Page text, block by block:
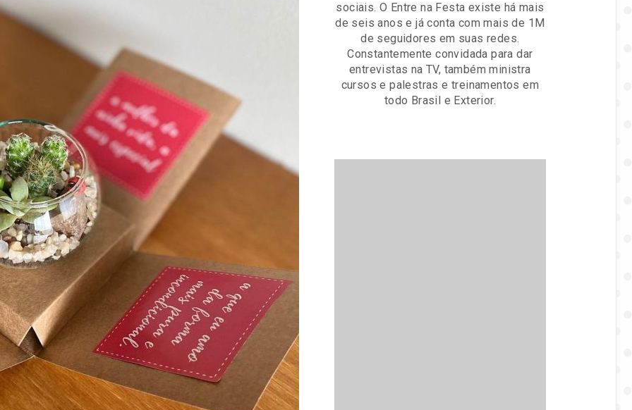
sociais. O Entre na Festa existe há mais
de seis anos e já conta com mais de 1M
de seguidores em suas redes.
Constantemente convidada para dar
entrevistas na TV, também ministra
cursos e palestras e treinamentos em
todo Brasil e Exterior.